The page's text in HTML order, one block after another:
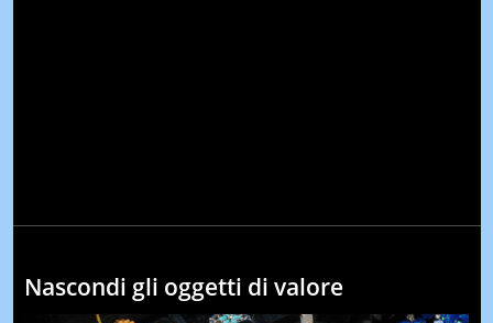
Nascondi gli oggetti di valore